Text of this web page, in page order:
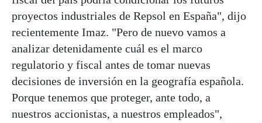
proyectos industriales de Repsol en España", dijo
recientemente Imaz. "Pero de nuevo vamos a
analizar detenidamente cuál es el marco
regulatorio y fiscal antes de tomar nuevas
decisiones de inversión en la geografía española.
Porque tenemos que proteger, ante todo, a
nuestros accionistas, a nuestros empleados",